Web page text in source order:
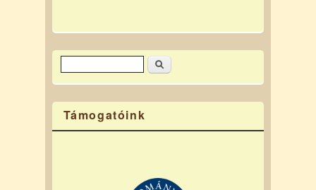
Keresés űrlap
Keresés
Támogatóink